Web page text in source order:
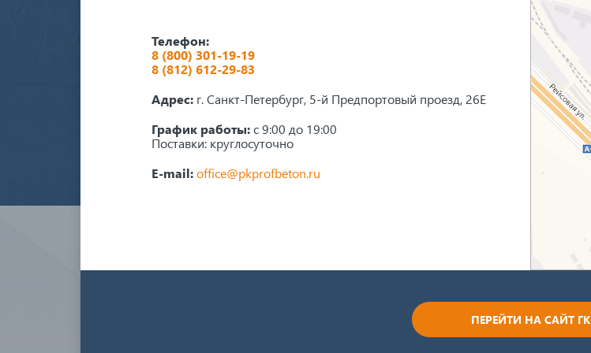
Телефон:
8 (800) 301-19-19
8 (812) 612-29-83
Адрес: г. Санкт-Петербург, 5-й Предпортовый проезд, 26Е
График работы:с 9:00 до 19:00
Поставки: круглосуточно
E-mail:office@pkprofbeton.ru
ПЕРЕЙТИ НА САЙТ ГК